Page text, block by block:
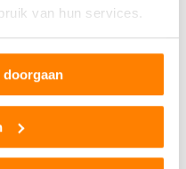
van hun services.
doorgaan